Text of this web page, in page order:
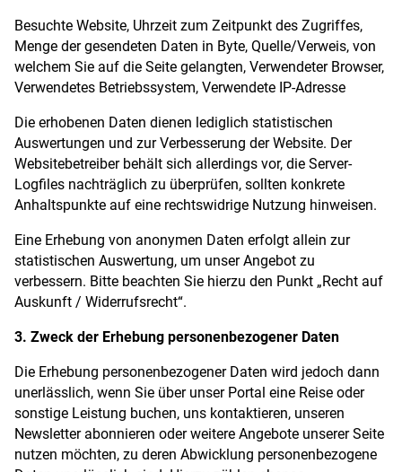
Besuchte Website, Uhrzeit zum Zeitpunkt des Zugriffes,
Menge der gesendeten Daten in Byte, Quelle/Verweis, von
welchem Sie auf die Seite gelangten, Verwendeter Browser,
Verwendetes Betriebssystem, Verwendete IP-Adresse
Die erhobenen Daten dienen lediglich statistischen
Auswertungen und zur Verbesserung der Website. Der
Websitebetreiber behält sich allerdings vor, die Server-
Logfiles nachträglich zu überprüfen, sollten konkrete
Anhaltspunkte auf eine rechtswidrige Nutzung hinweisen.
Eine Erhebung von anonymen Daten erfolgt allein zur
statistischen Auswertung, um unser Angebot zu
verbessern. Bitte beachten Sie hierzu den Punkt „Recht auf
Auskunft / Widerrufsrecht“.
3. Zweck der Erhebung personenbezogener Daten
Die Erhebung personenbezogener Daten wird jedoch dann
unerlässlich, wenn Sie über unser Portal eine Reise oder
sonstige Leistung buchen, uns kontaktieren, unseren
Newsletter abonnieren oder weitere Angebote unserer Seite
nutzen möchten, zu deren Abwicklung personenbezogene